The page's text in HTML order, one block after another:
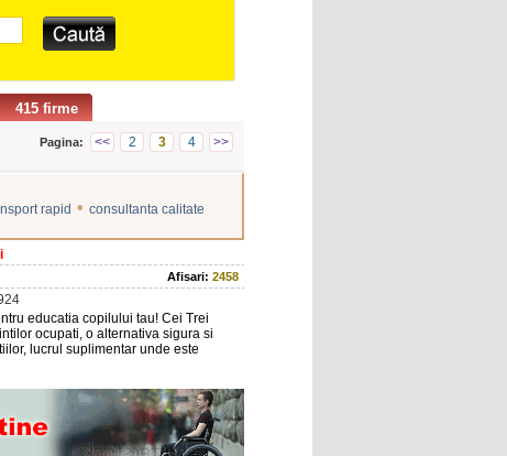
415 firme
Pagina: << 2 3 4 >>
rapid • consultanta calitate
Afisari: 2458
educatia copilului tau! Cei Trei
ocupati, o alternativa sigura si
lucrul suplimentar unde este